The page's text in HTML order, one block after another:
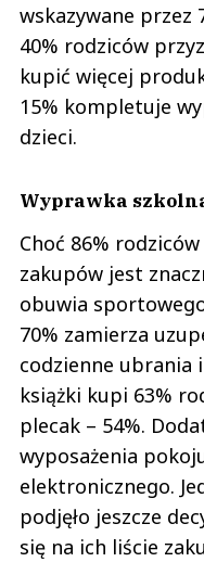
wskazywane przez
40% rodziców
kupić więcej
15% kompletuje
dzieci.
Wyprawka
Choć 86%
zakupów jest
obuwia
70% zamierza
codzienne ubrania
książki kupi 63%
plecak – 54%.
wyposażenia
elektronicznego.
podjęło jeszcze
się na ich liście